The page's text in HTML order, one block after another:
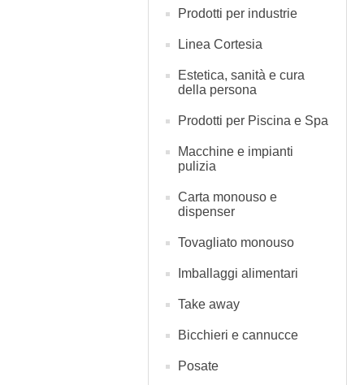
Prodotti per industrie
Linea Cortesia
Estetica, sanità e cura
della persona
Prodotti per Piscina e Spa
Macchine e impianti
pulizia
Carta monouso e
dispenser
Tovagliato monouso
Imballaggi alimentari
Take away
Bicchieri e cannucce
Posate